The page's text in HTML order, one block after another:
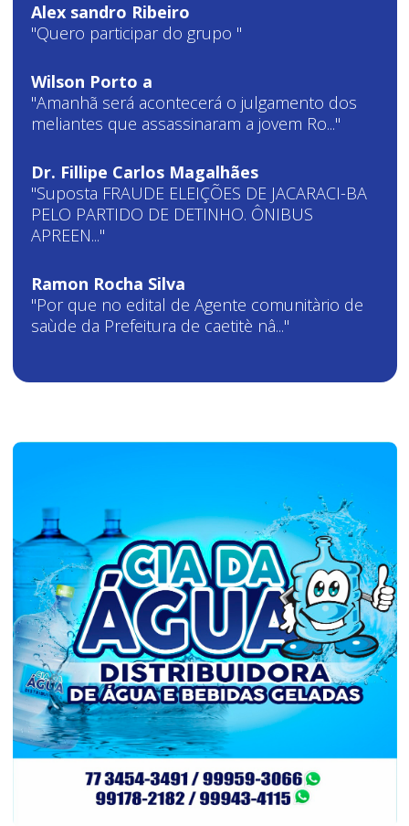
Alex sandro Ribeiro
"Quero participar do grupo "
Wilson Porto a
"Amanhã será acontecerá o julgamento dos
meliantes que assassinaram a jovem Ro..."
Dr. Fillipe Carlos Magalhães
"Suposta FRAUDE ELEIÇÕES DE JACARACI-BA
PELO PARTIDO DE DETINHO. ÔNIBUS
APREEN..."
Ramon Rocha Silva
"Por que no edital de Agente comunitàrio de
saùde da Prefeitura de caetitè nâ..."